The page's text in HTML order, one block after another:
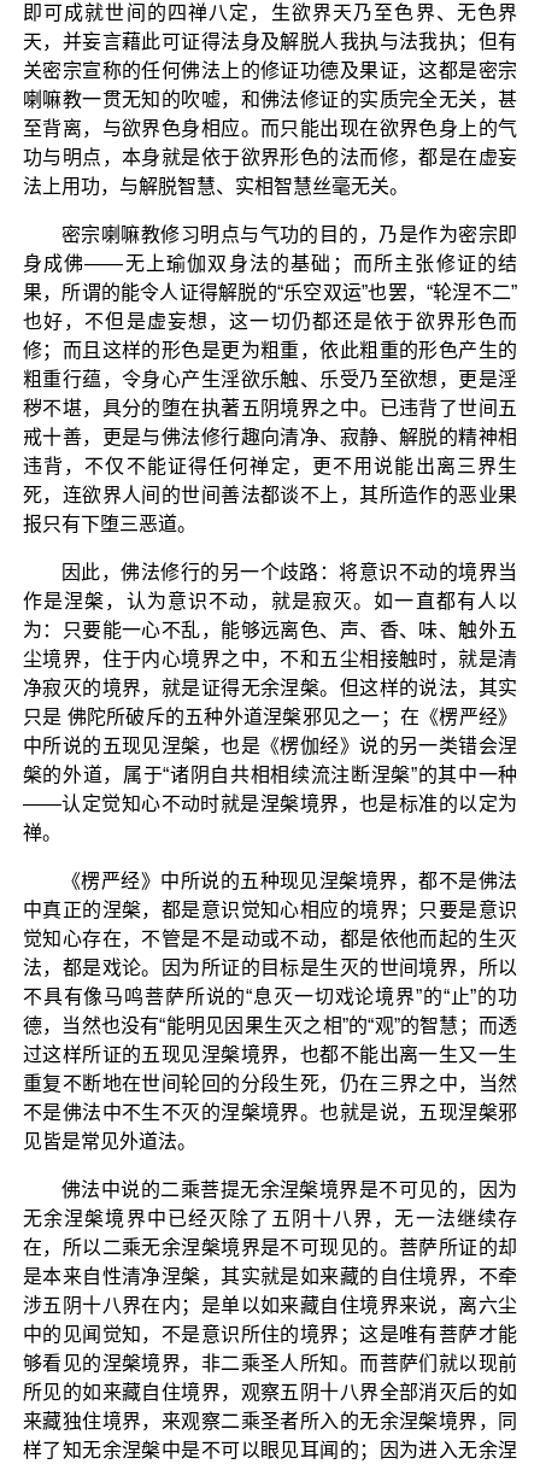
即可成就世间的四禅八定，生欲界天乃至色界、无色界
天，并妄言藉此可证得法身及解脱人我执与法我执；但有
关密宗宣称的任何佛法上的修证功德及果证，这都是密宗
喇嘛教一贯无知的吹嘘，和佛法修证的实质完全无关，甚
至背离，与欲界色身相应。而只能出现在欲界色身上的气
功与明点，本身就是依于欲界形色的法而修，都是在虚妄
法上用功，与解脱智慧、实相智慧丝毫无关。
密宗喇嘛教修习明点与气功的目的，乃是作为密宗即
身成佛——无上瑜伽双身法的基础；而所主张修证的结
果，所谓的能令人证得解脱的“乐空双运”也罢，“轮涅不二”
也好，不但是虚妄想，这一切仍都还是依于欲界形色而
修；而且这样的形色是更为粗重，依此粗重的形色产生的
粗重行蕴，令身心产生淫欲乐触、乐受乃至欲想，更是淫
秽不堪，具分的堕在执著五阴境界之中。已违背了世间五
戒十善，更是与佛法修行趣向清净、寂静、解脱的精神相
违背，不仅不能证得任何禅定，更不用说能出离三界生
死，连欲界人间的世间善法都谈不上，其所造作的恶业果
报只有下堕三恶道。
因此，佛法修行的另一个歧路：将意识不动的境界当
作是涅槃，认为意识不动，就是寂灭。如一直都有人以
为：只要能一心不乱，能够远离色、声、香、味、触外五
尘境界，住于内心境界之中，不和五尘相接触时，就是清
净寂灭的境界，就是证得无余涅槃。但这样的说法，其实
只是 佛陀所破斥的五种外道涅槃邪见之一；在《楞严经》
中所说的五现见涅槃，也是《楞伽经》说的另一类错会涅
槃的外道，属于“诸阴自共相相续流注断涅槃”的其中一种
——认定觉知心不动时就是涅槃境界，也是标准的以定为
禅。
《楞严经》中所说的五种现见涅槃境界，都不是佛法
中真正的涅槃，都是意识觉知心相应的境界；只要是意识
觉知心存在，不管是不是动或不动，都是依他而起的生灭
法，都是戏论。因为所证的目标是生灭的世间境界，所以
不具有像马鸣菩萨所说的“息灭一切戏论境界”的“止”的功
德，当然也没有“能明见因果生灭之相”的“观”的智慧；而透
过这样所证的五现见涅槃境界，也都不能出离一生又一生
重复不断地在世间轮回的分段生死，仍在三界之中，当然
不是佛法中不生不灭的涅槃境界。也就是说，五现涅槃邪
见皆是常见外道法。
佛法中说的二乘菩提无余涅槃境界是不可见的，因为
无余涅槃境界中已经灭除了五阴十八界，无一法继续存
在，所以二乘无余涅槃境界是不可现见的。菩萨所证的却
是本来自性清净涅槃，其实就是如来藏的自住境界，不牵
涉五阴十八界在内；是单以如来藏自住境界来说，离六尘
中的见闻觉知，不是意识所住的境界；这是唯有菩萨才能
够看见的涅槃境界，非二乘圣人所知。而菩萨们就以现前
所见的如来藏自住境界，观察五阴十八界全部消灭后的如
来藏独住境界，来观察二乘圣者所入的无余涅槃境界，同
样了知无余涅槃中是不可以眼见耳闻的；因为进入无余涅